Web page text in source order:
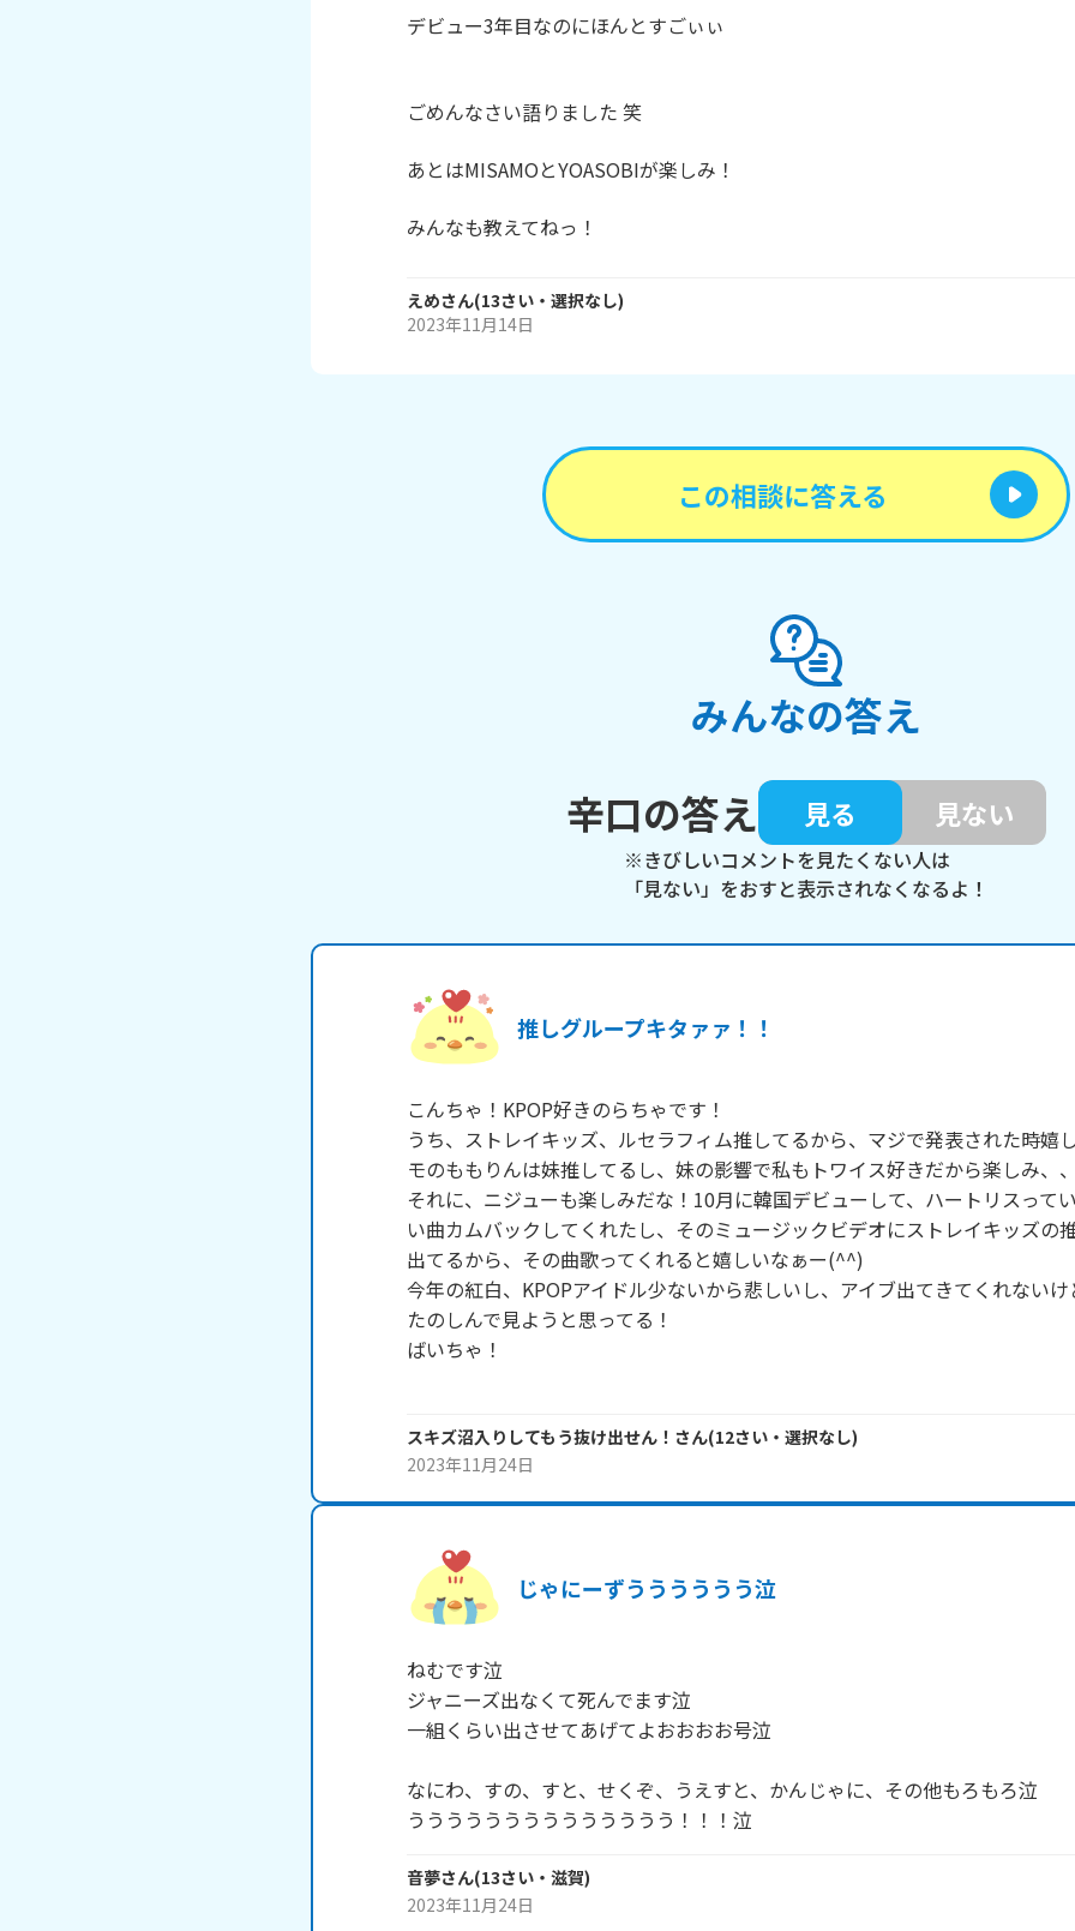
デビュー3年目なのにほんとすごぃぃ
ごめんなさい語りました 笑
あとはMISAMOとYOASOBIが楽しみ！
えめさん(13さい・ 選択なし)
2023年11月14日
この相談に答える
みんなの答え
辛口の答え
見る 見ない
※きびしいコメントを見たくない人は
「見ない」をおすと表示されなくなるよ！
推しグループキタァァ！！
こんちゃ！KPOP好きのらちゃです！
うち、ストレイキッズ、ルセラフィム推してるから、マジで発表された時嬉
モのももりんは妹推してるし、妹の影響で私もトワイス好きだから楽しみ、、
それに、ニジューも楽しみだな！10月に韓国デビューして、ハートリスって
い曲カムバックしてくれたし、そのミュージックビデオにストレイキッズの
出てるから、その曲歌ってくれると嬉しいなぁー(^^)
今年の紅白、KPOPアイドル少ないから悲しいし、アイブ出てきてくれないけ
たのしんで見ようと思ってる！
ばいちゃ！
スキズ沼入りしてもう抜け出せん！ さん(12さい・ 選択なし)
2023年11月24日
じゃにーずうううううう泣
ねむです泣
ジャニーズ出なくて死んでます泣
一組くらい出させてあげてよおおおお号泣
なにわ、すの、すと、せくぞ、うえすと、かんじゃに、その他もろもろ泣
うううううううううううううう！！！泣
音夢さん(13さい・ 滋賀)
2023年11月24日